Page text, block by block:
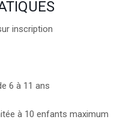
inscription
6 à 11 ans
à 10 enfants maximum